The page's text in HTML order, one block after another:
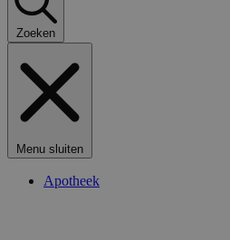
Zoeken
Menu sluiten
Apotheek